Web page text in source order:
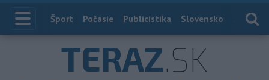
Index
Šport Počasie Publicistika Slovensko
TERAZ.SK